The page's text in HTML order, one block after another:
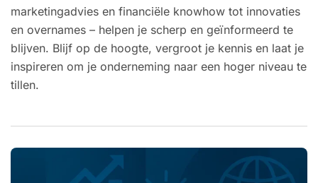
marketingadvies en financiële knowhow tot innovaties
en overnames – helpen je scherp en geïnformeerd te
blijven. Blijf op de hoogte, vergroot je kennis en laat je
inspireren om je onderneming naar een hoger niveau te
tillen.